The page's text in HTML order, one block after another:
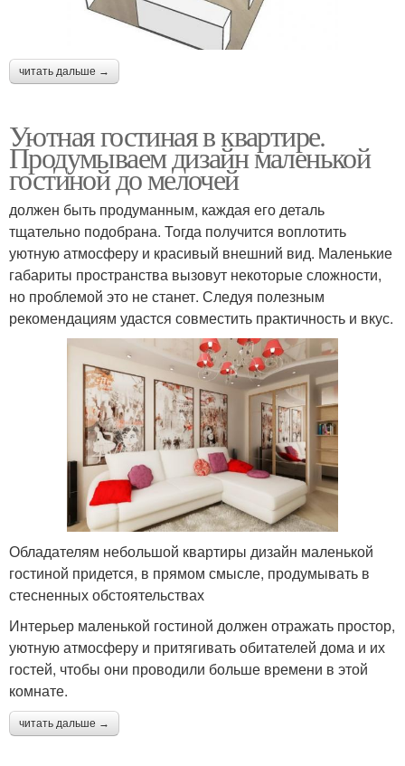
читать дальше →
Уютная гостиная в квартире.
Продумываем дизайн маленькой
гостиной до мелочей
должен быть продуманным, каждая его деталь
тщательно подобрана. Тогда получится воплотить
уютную атмосферу и красивый внешний вид. Маленькие
габариты пространства вызовут некоторые сложности,
но проблемой это не станет. Следуя полезным
рекомендациям удастся совместить практичность и вкус.
Обладателям небольшой квартиры дизайн маленькой
гостиной придется, в прямом смысле, продумывать в
стесненных обстоятельствах
Интерьер маленькой гостиной должен отражать простор,
уютную атмосферу и притягивать обитателей дома и их
гостей, чтобы они проводили больше времени в этой
комнате.
читать дальше →